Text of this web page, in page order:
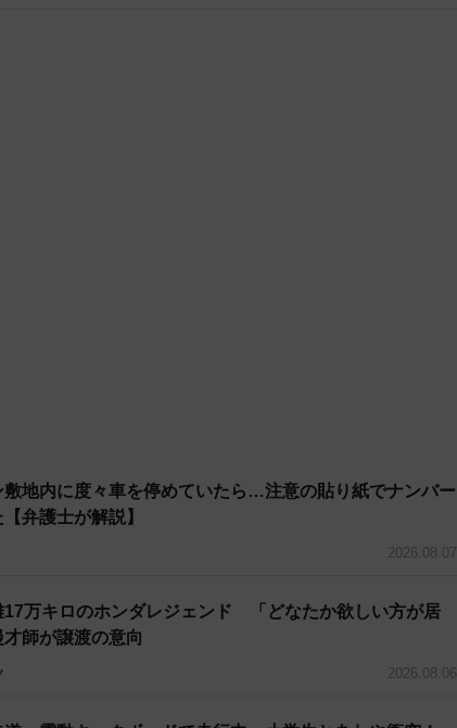
地内に度々車を停めていたら…注意の貼り紙でナンバー
弁護士が解説】
2026.08.07
17万キロのホンダレジェンド 「どなたか欲しい方が居
師が譲渡の意向
2026.08.06